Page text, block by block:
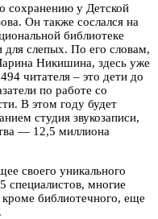
сохранению у Детской
Он также сослался на
библиотеке
слепых. По его словам,
Никишина, здесь уже
читателя – это дети до
по работе со
В этом году будет
студия звукозаписи,
— 12,5 миллиона
своего уникального
специалистов, многие
библиотечного, еще